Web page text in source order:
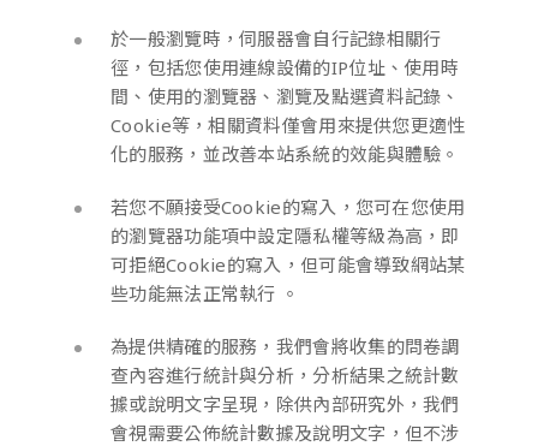
於一般瀏覽時，伺服器會自行記錄相關行
徑，包括您使用連線設備的IP位址、使用時
間、使用的瀏覽器、瀏覽及點選資料記錄、
Cookie等，相關資料僅會用來提供您更適性
化的服務，並改善本站系統的效能與體驗。
若您不願接受Cookie的寫入，您可在您使用
的瀏覽器功能項中設定隱私權等級為高，即
可拒絕Cookie的寫入，但可能會導致網站某
些功能無法正常執行 。
為提供精確的服務，我們會將收集的問卷調
查內容進行統計與分析，分析結果之統計數
據或說明文字呈現，除供內部研究外，我們
會視需要公佈統計數據及說明文字，但不涉